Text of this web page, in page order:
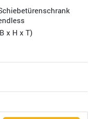
x H x T)